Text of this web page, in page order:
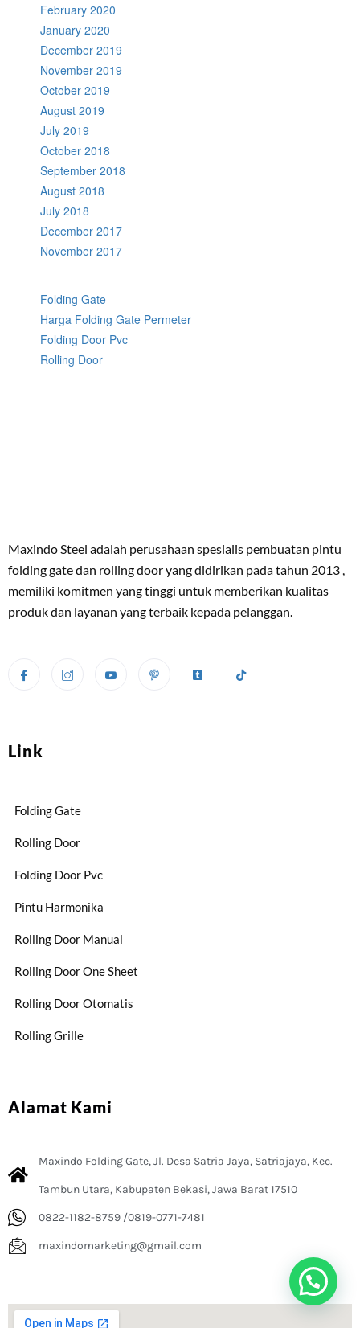
February 2020
January 2020
December 2019
November 2019
October 2019
August 2019
July 2019
October 2018
September 2018
August 2018
July 2018
December 2017
November 2017
Folding Gate
Harga Folding Gate Permeter
Folding Door Pvc
Rolling Door
Maxindo Steel adalah perusahaan spesialis pembuatan pintu
folding gate dan rolling door yang didirikan pada tahun 2013 ,
memiliki komitmen yang tinggi untuk memberikan kualitas
produk dan layanan yang terbaik kepada pelanggan.
Link
Folding Gate
Rolling Door
Folding Door Pvc
Pintu Harmonika
Rolling Door Manual
Rolling Door One Sheet
Rolling Door Otomatis
Rolling Grille
Alamat Kami
Maxindo Folding Gate, Jl. Desa Satria Jaya, Satriajaya, Kec.
Tambun Utara, Kabupaten Bekasi, Jawa Barat 17510
0822-1182-8759 /0819-0771-7481
maxindomarketing@gmail.com